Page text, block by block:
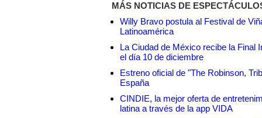
MÁS NOTICIAS DE
Willy Bravo postula al Festival de
Latinoamérica
La Ciudad de México recibe la Final
el día 10 de diciembre
Estreno oficial de "The Robinson,
España
CINDIE, la mejor oferta de
latina a través de la app VIDA